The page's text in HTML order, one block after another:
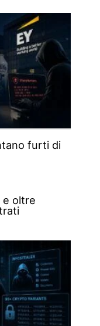
furti di
e oltre